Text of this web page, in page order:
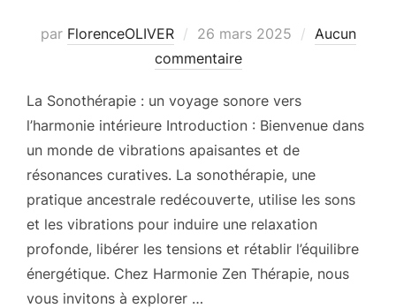
par FlorenceOLIVER
Publié
le
26 mars 2025
Aucun
commentaire
La Sonothérapie : un voyage sonore vers
l’harmonie intérieure Introduction : Bienvenue dans
un monde de vibrations apaisantes et de
résonances curatives. La sonothérapie, une
pratique ancestrale redécouverte, utilise les sons
et les vibrations pour induire une relaxation
profonde, libérer les tensions et rétablir l’équilibre
énergétique. Chez Harmonie Zen Thérapie, nous
vous invitons à explorer …